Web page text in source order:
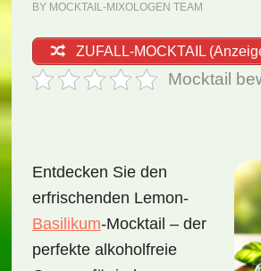
BY MOCKTAIL-MIXOLOGEN TEAM
ZUFALL-MOCKTAIL
Mocktail
Entdecken Sie den
erfrischenden Lemon-
Basilikum-Mocktail – der
perfekte alkoholfreie